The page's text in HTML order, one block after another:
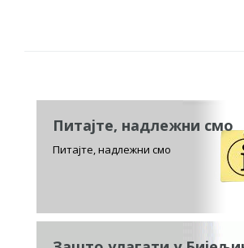
Питајте, надлежни смо
Питајте, надлежни смо